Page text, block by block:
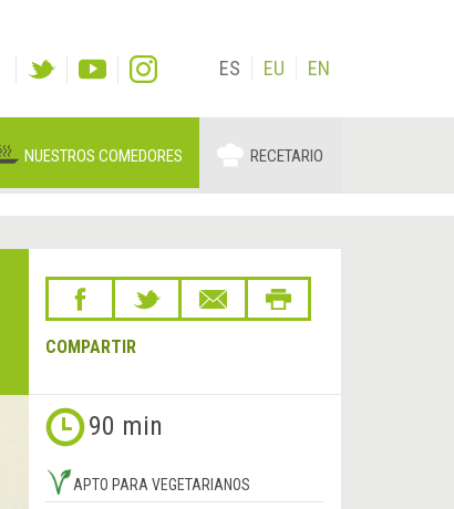
ES EU EN
NUESTROS COMEDORES RECETARIO
COMPARTIR
90 min
APTO PARA VEGETARIANOS